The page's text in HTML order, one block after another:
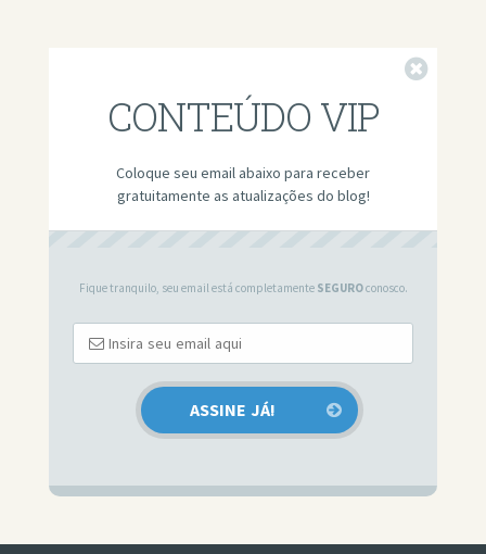
CONTEÚDO VIP
Coloque seu email abaixo para receber
gratuitamente as atualizações do blog!
Fique tranquilo, seu email está completamente SEGUROconosco.